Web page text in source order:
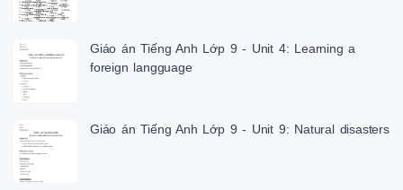
Giáo án Tiếng Anh Lớp 9 - Unit 4: Learning a
foreign langguage
Giáo án Tiếng Anh Lớp 9 - Unit 9: Natural disasters